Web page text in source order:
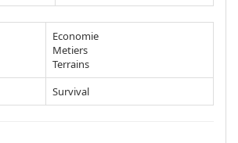
Economie
Metiers
Terrains
Survival